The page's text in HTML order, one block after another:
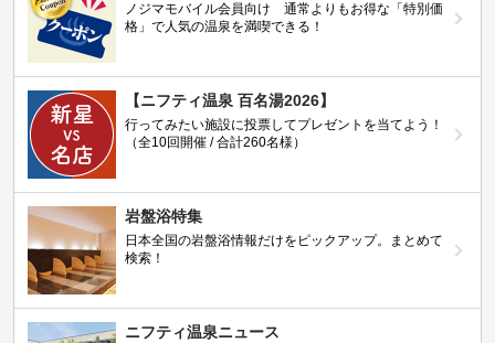
ノジマモバイル会員向け 通常よりもお得な「特別価
格」で人気の温泉を満喫できる！
【ニフティ温泉 百名湯2026】
行ってみたい施設に投票してプレゼントを当てよう！
（全10回開催 / 合計260名様）
岩盤浴特集
日本全国の岩盤浴情報だけをピックアップ。まとめて
検索！
ニフティ温泉ニュース